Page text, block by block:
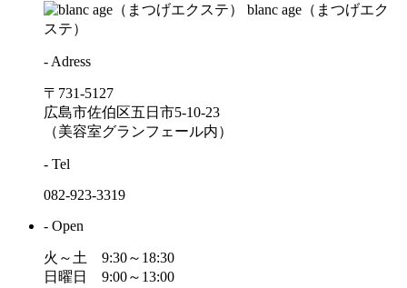
blanc age（まつげエク
ステ）
- Adress
〒731-5127
広島市佐伯区五日市5-10-23
（美容室グランフェール内）
- Tel
082-923-3319
- Open
火～土 9:30～18:30
日曜日 9:00～13:00